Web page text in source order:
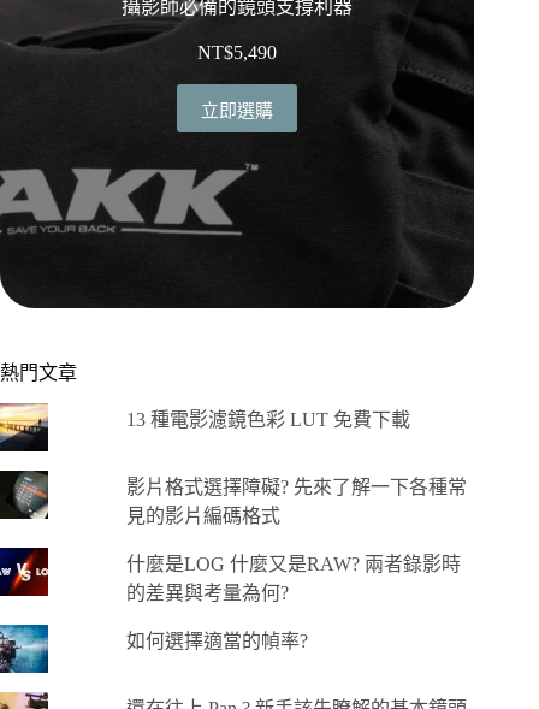
攝影師必備的鏡頭支撐利器
NT$5,490
立即選購
熱門文章
13 種電影濾鏡色彩 LUT 免費下載
影片格式選擇障礙? 先來了解一下各種常
見的影片編碼格式
什麼是LOG 什麼又是RAW? 兩者錄影時
的差異與考量為何?
如何選擇適當的幀率?